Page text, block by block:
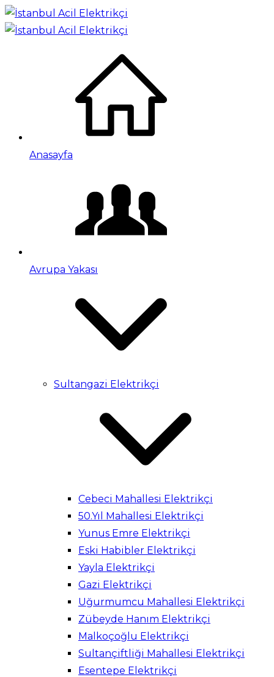
Anasayfa
Avrupa Yakası
Sultangazi Elektrikçi
Cebeci Mahallesi Elektrikçi
50.Yıl Mahallesi Elektrikçi
Yunus Emre Elektrikçi
Eski Habibler Elektrikçi
Yayla Elektrikçi
Gazi Elektrikçi
Uğurmumcu Mahallesi Elektrikçi
Zübeyde Hanım Elektrikçi
Malkoçoğlu Elektrikçi
Sultançiftliği Mahallesi Elektrikçi
Esentepe Elektrikçi